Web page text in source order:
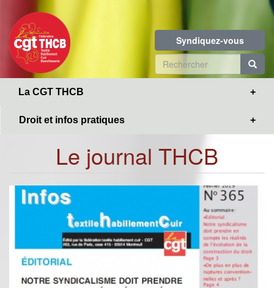
contenu
principal
Syndiquez-vous
Formulaire
de
La CGT THCB
Droit et infos pratiques
Le journal THCB